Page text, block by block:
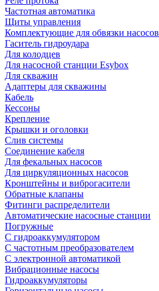
Частотная автоматика
Щиты управления
Комплектующие для обвязки насосов
Гаситель гидроудара
Для колодцев
Для насосной станции Esybox
Для скважин
Адаптеры для скважины
Кабель
Кессоны
Крепление
Крышки и оголовки
Слив системы
Соединение кабеля
Для фекальных насосов
Для циркуляционных насосов
Кронштейны и виброгасители
Обратные клапаны
Фитинги распределители
Автоматические насосные станции
Погружные
С гидроаккумулятором
С частотным преобразователем
С электронной автоматикой
Вибрационные насосы
Гидроаккумуляторы